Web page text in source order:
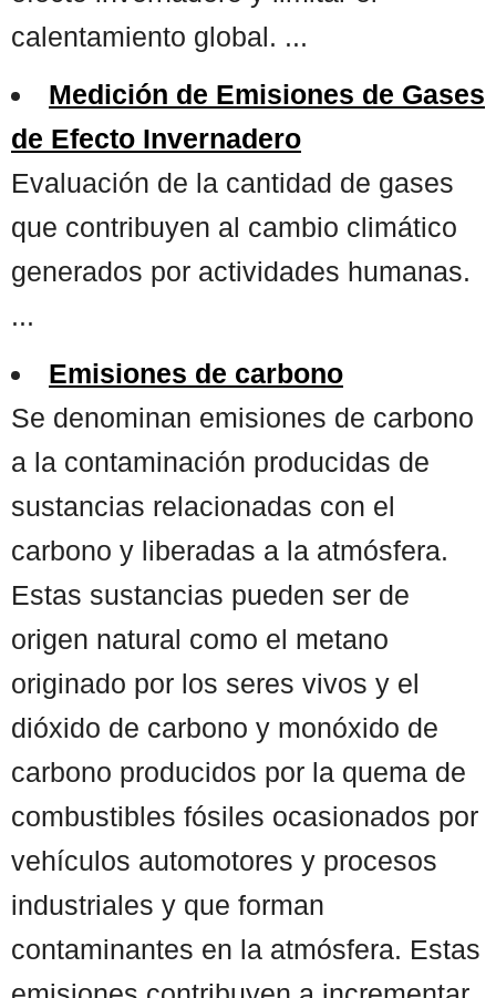
calentamiento global. ...
Medición de Emisiones de Gases
de Efecto Invernadero
Evaluación de la cantidad de gases
que contribuyen al cambio climático
generados por actividades humanas.
...
Emisiones de carbono
Se denominan emisiones de carbono
a la contaminación producidas de
sustancias relacionadas con el
carbono y liberadas a la atmósfera.
Estas sustancias pueden ser de
origen natural como el metano
originado por los seres vivos y el
dióxido de carbono y monóxido de
carbono producidos por la quema de
combustibles fósiles ocasionados por
vehículos automotores y procesos
industriales y que forman
contaminantes en la atmósfera. Estas